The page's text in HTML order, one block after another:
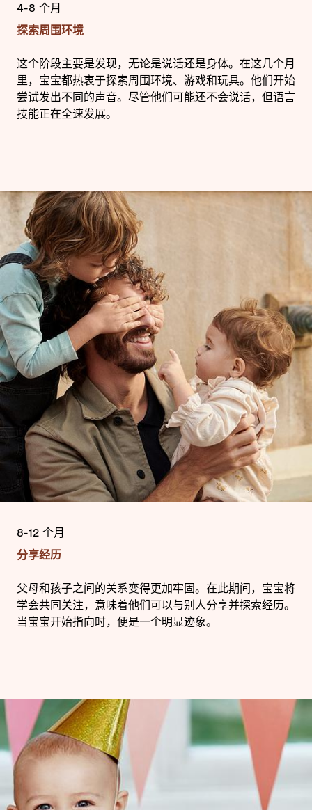
4-8 个月
探索周围环境
这个阶段主要是发现，无论是说话还是身体。在这几个月
里，宝宝都热衷于探索周围环境、游戏和玩具。他们开始
尝试发出不同的声音。尽管他们可能还不会说话，但语言
技能正在全速发展。
8-12 个月
分享经历
父母和孩子之间的关系变得更加牢固。在此期间，宝宝将
学会共同关注，意味着他们可以与别人分享并探索经历。
当宝宝开始指向时，便是一个明显迹象。